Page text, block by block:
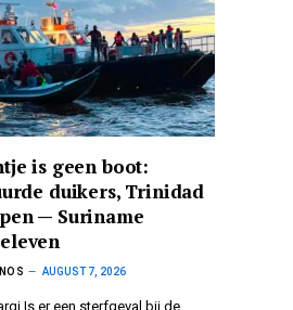
is geen boot:
duikers, Trinidad
— Suriname
AUGUST 7, 2026
Is er een sterfgeval bij de